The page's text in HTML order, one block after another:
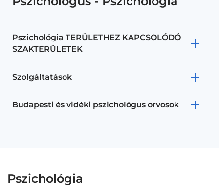
Pszichológia TERÜLETHEZ KAPCSOLÓDÓ
SZAKTERÜLETEK
Szolgáltatások
Budapesti és vidéki pszichológus orvosok
Pszichológia